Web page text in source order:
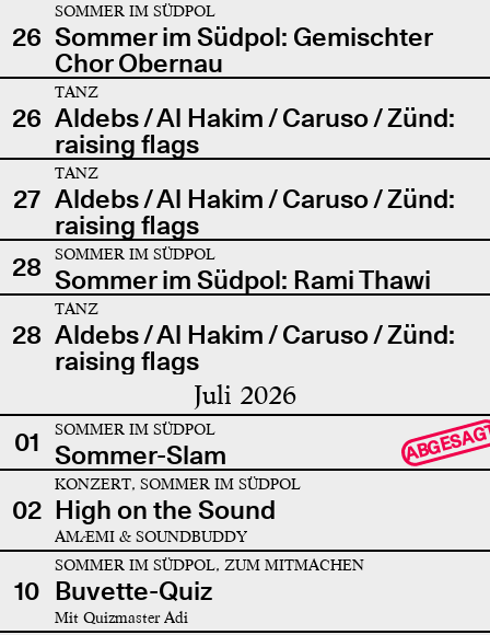
26
SOMMER IM SÜDPOL
Sommer im Südpol: Gemischter
Chor Obernau
26
TANZ
Aldebs / Al Hakim / Caruso / Zünd:
raising flags
27
TANZ
Aldebs / Al Hakim / Caruso / Zünd:
raising flags
28
SOMMER IM SÜDPOL
Sommer im Südpol: Rami Thawi
28
TANZ
Aldebs / Al Hakim / Caruso / Zünd:
raising flags
Juli 2026
01 SOMMER IM SÜDPOL
Sommer-Slam
02
KONZERT, SOMMER IM SÜDPOL
High on the Sound
AMÆMI & SOUNDBUDDY
10
SOMMER IM SÜDPOL, ZUM MITMACHEN
Buvette-Quiz
Mit Quizmaster Adi